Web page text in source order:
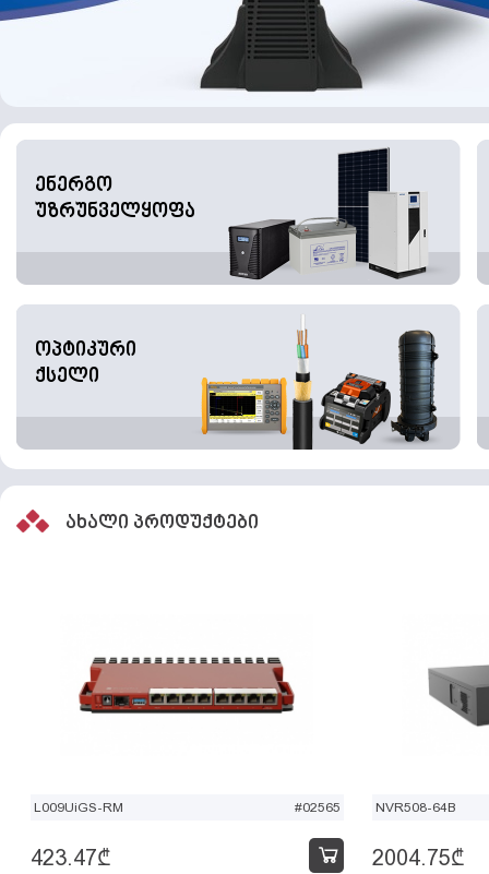
ენერგო
უზრუნველყოფა
ოპტიკური
ქსელი
ახალი პროდუქტები
L009UiGS-RM #02565
423.47₾
NVR508-64B
2004.75₾